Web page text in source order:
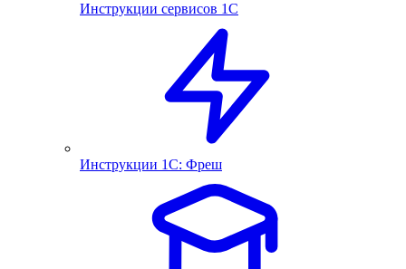
Инструкции сервисов 1С
Инструкции 1С: Фреш